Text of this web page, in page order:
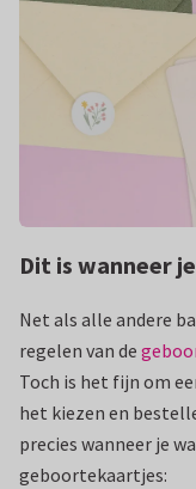
Dit is wanneer
Net als alle andere
regelen van de
Toch is het fijn om
het kiezen en
precies wanneer je
geboortekaartjes: